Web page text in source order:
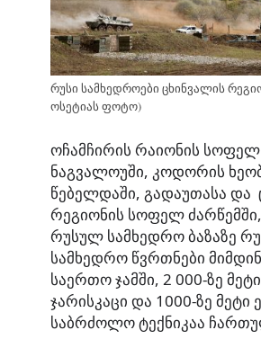
რუსი სამხედროები ცხინვალის
ოსეტიას ფოტო)
ოჩამჩირის რაიონის სოფელ
ნაგვალოუში, კოდორის
წებელდაში, გადაუთასა და
რეგიონის სოფელ
რუსულ სამხედრო ბაზაზე
სამხედრო წვრთნები
საერთო ჯამში, 2 000-ზე
ჯარისკაცი და 1000-ზე
საბრძოლო ტექნიკაა